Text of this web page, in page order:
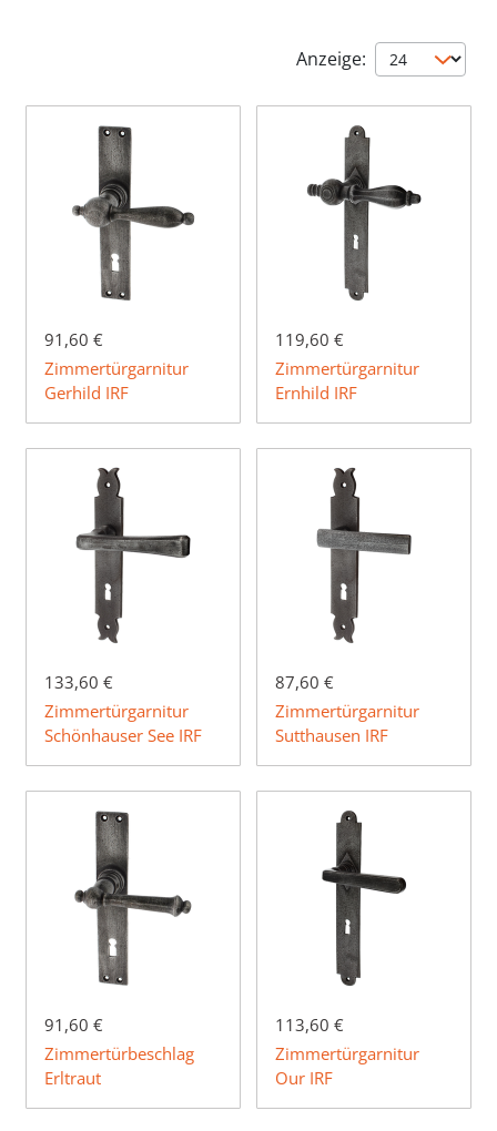
Anzeige:
91,60 €
Zimmertürgarnitur
Gerhild IRF
119,60 €
Zimmertürgarnitur
Ernhild IRF
133,60 €
Zimmertürgarnitur
Schönhauser See IRF
87,60 €
Zimmertürgarnitur
Sutthausen IRF
91,60 €
Zimmertürbeschlag
Erltraut
113,60 €
Zimmertürgarnitur
Our IRF